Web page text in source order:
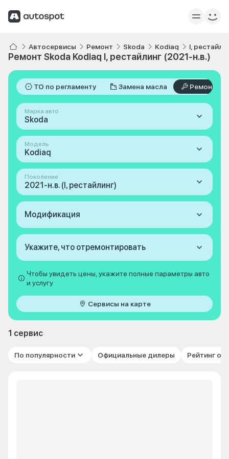
Автосервисы Ремонт Skoda Kodiaq I,
Ремонт Skoda Kodiaq I, рестайлинг (2021-н.в.)
ТО по регламенту Замена масла Ремонт
Марка авто
Skoda
Модель
Kodiaq
Поколение
2021-н.в. (I, рестайлинг)
Модификация
Укажите, что отремонтировать
Чтобы увидеть цены, укажите полные параметры авто
и услугу
Сервисы на карте
1 сервис
По популярности Официальные дилеры Рейтинг